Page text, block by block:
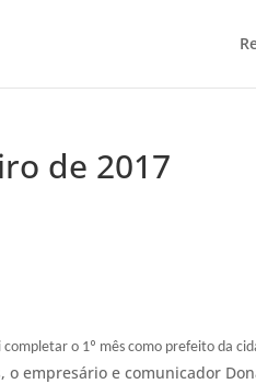
de 2017
completar o 1º mês como prefeito da
empresário e comunicador